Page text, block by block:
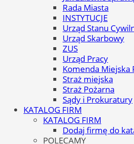
Rada Miasta
INSTYTUCJE
Urząd Stanu
Urząd Skarbowy
ZUS
Urząd Pracy
Komenda Miejska
Straż miejska
Straż Pożarna
Sądy i Prokuratury
KATALOG FIRM
KATALOG FIRM
Dodaj firmę do
POLECAMY